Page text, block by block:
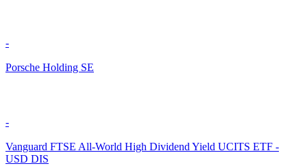
-
Porsche Holding SE
-
Vanguard FTSE All-World High Dividend Yield UCITS ETF -
USD DIS